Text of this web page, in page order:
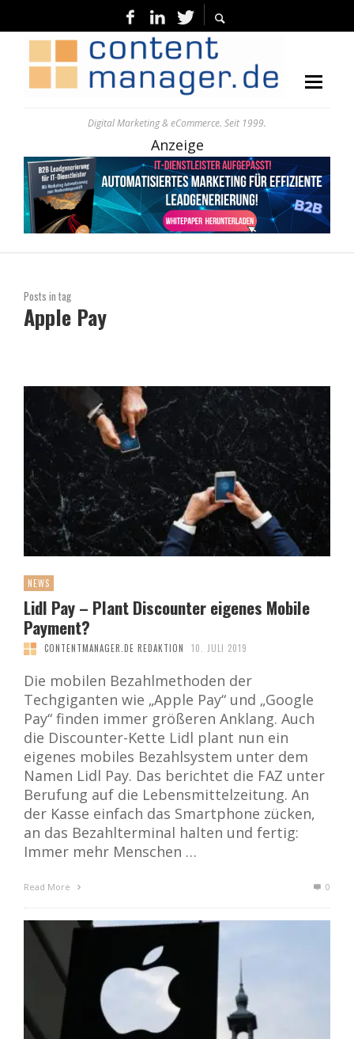
Digital Marketing & eCommerce. Seit 1999.
Anzeige
Posts in tag
Apple Pay
NEWS
Lidl Pay – Plant Discounter eigenes Mobile
Payment?
CONTENTMANAGER.DE REDAKTION 10. JULI 2019
Die mobilen Bezahlmethoden der
Techgiganten wie „Apple Pay“ und „Google
Pay“ finden immer größeren Anklang. Auch
die Discounter-Kette Lidl plant nun ein
eigenes mobiles Bezahlsystem unter dem
Namen Lidl Pay. Das berichtet die FAZ unter
Berufung auf die Lebensmittelzeitung. An
der Kasse einfach das Smartphone zücken,
an das Bezahlterminal halten und fertig:
Immer mehr Menschen …
Read More 0